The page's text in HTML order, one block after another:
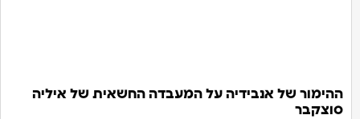
ההימור של אנבידיה על המעבדה החשאית של איליה
סוצקבר